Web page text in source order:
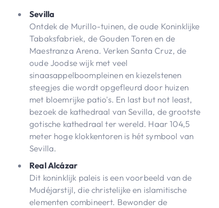
Sevilla
Ontdek de Murillo-tuinen, de oude Koninklijke
Tabaksfabriek, de Gouden Toren en de
Maestranza Arena. Verken Santa Cruz, de
oude Joodse wijk met veel
sinaasappelboompleinen en kiezelstenen
steegjes die wordt opgefleurd door huizen
met bloemrijke patio's. En last but not least,
bezoek de kathedraal van Sevilla, de grootste
gotische kathedraal ter wereld. Haar 104,5
meter hoge klokkentoren is hét symbool van
Sevilla.
Real Alcázar
Dit koninklijk paleis is een voorbeeld van de
Mudéjarstijl, die christelijke en islamitische
elementen combineert. Bewonder de